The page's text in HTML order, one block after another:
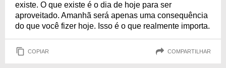
existe. O que existe é o dia de hoje para ser
aproveitado. Amanhã será apenas uma consequência
do que você fizer hoje. Isso é o que realmente importa.
COPIAR COMPARTILHAR